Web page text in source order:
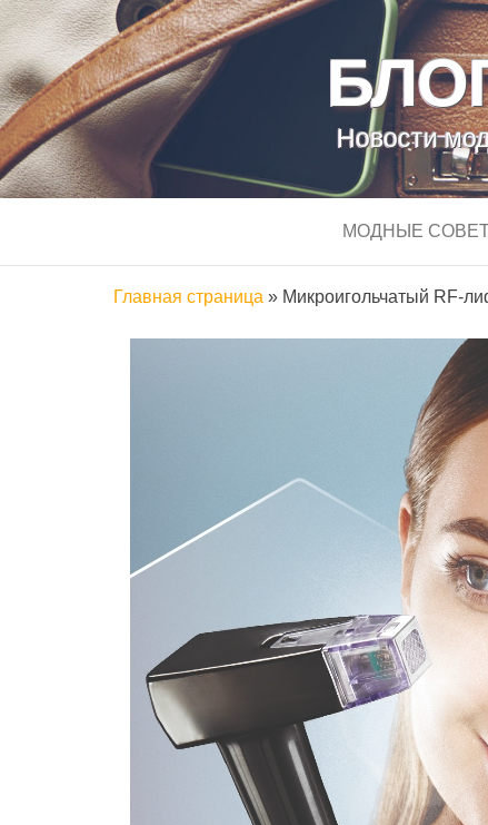
Новости
МОДНЫЕ
Главная страница » Микроигольчатый RF-